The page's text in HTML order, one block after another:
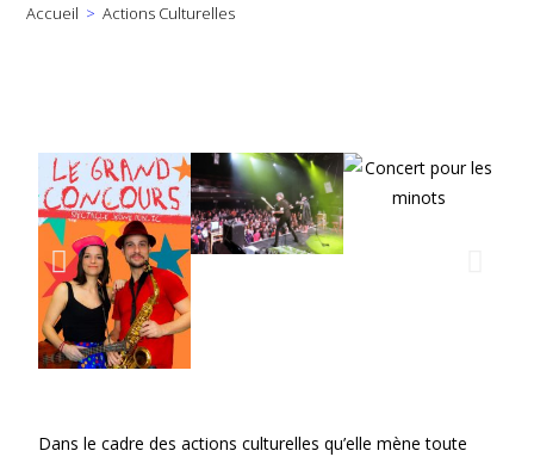
Accueil > Actions Culturelles
Dans le cadre des actions culturelles qu’elle mène toute